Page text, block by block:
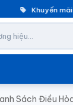
Khuyến
Sách Điều